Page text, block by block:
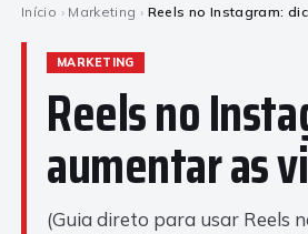
Início › Marketing › Reels no Instagram:
MARKETING
Reels no
aumentar as
(Guia direto para usar Reels